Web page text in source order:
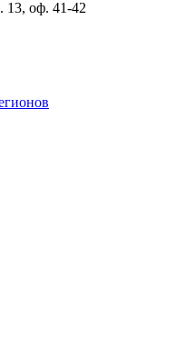
13, оф. 41-42